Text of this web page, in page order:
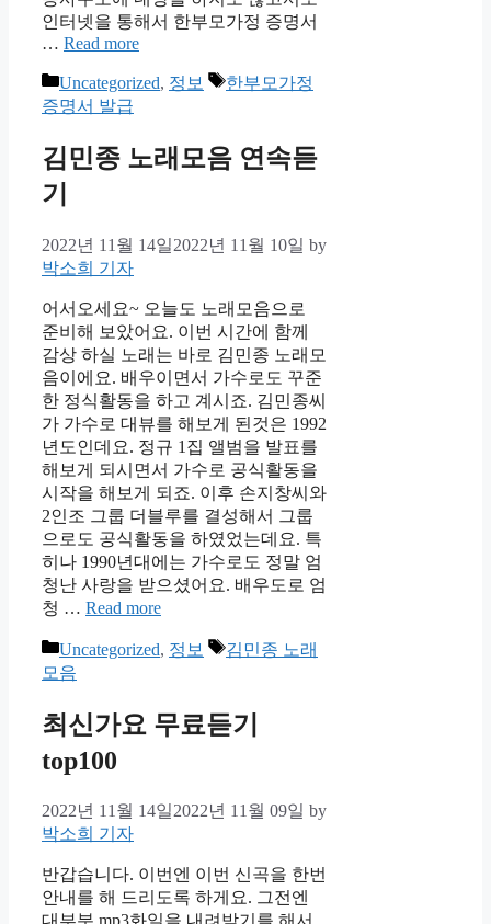
인터넷을 통해서 한부모가정 증명서
… Read more
Categories
Uncategorized, 정보 Tags
한부모가정
증명서 발급
김민종 노래모음 연속듣
기
2022년 11월 14일2022년 11월 10일 by
박소희 기자
어서오세요~ 오늘도 노래모음으로
준비해 보았어요. 이번 시간에 함께
감상 하실 노래는 바로 김민종 노래모
음이에요. 배우이면서 가수로도 꾸준
한 정식활동을 하고 계시죠. 김민종씨
가 가수로 대뷰를 해보게 된것은 1992
년도인데요. 정규 1집 앨범을 발표를
해보게 되시면서 가수로 공식활동을
시작을 해보게 되죠. 이후 손지창씨와
2인조 그룹 더블루를 결성해서 그룹
으로도 공식활동을 하였었는데요. 특
히나 1990년대에는 가수로도 정말 엄
청난 사랑을 받으셨어요. 배우도로 엄
청 … Read more
Categories
Uncategorized, 정보 Tags
김민종 노래
모음
최신가요 무료듣기
top100
2022년 11월 14일2022년 11월 09일 by
박소희 기자
반갑습니다. 이번엔 이번 신곡을 한번
안내를 해 드리도록 하게요. 그전엔